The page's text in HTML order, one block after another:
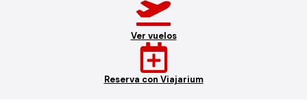
Ver vuelos
Reserva con Viajarium